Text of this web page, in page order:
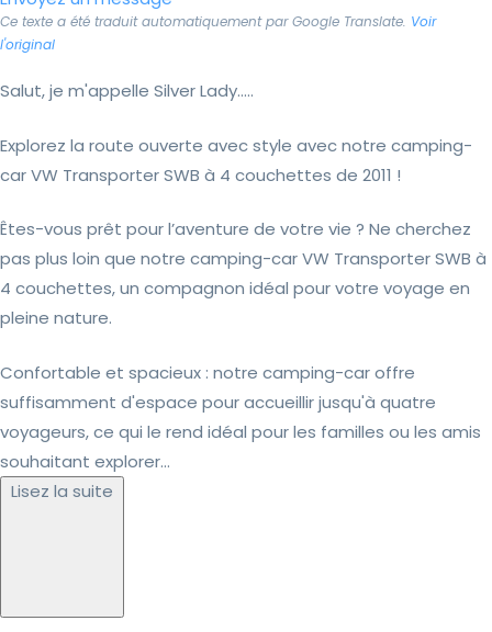
Ce texte a été traduit automatiquement par Google Translate. Voir
l'original
Salut, je m'appelle Silver Lady.....
Explorez la route ouverte avec style avec notre camping-
car VW Transporter SWB à 4 couchettes de 2011 !
Êtes-vous prêt pour l’aventure de votre vie ? Ne cherchez
pas plus loin que notre camping-car VW Transporter SWB à
4 couchettes, un compagnon idéal pour votre voyage en
pleine nature.
Confortable et spacieux : notre camping-car offre
suffisamment d'espace pour accueillir jusqu'à quatre
voyageurs, ce qui le rend idéal pour les familles ou les amis
souhaitant explorer...
Lisez la suite